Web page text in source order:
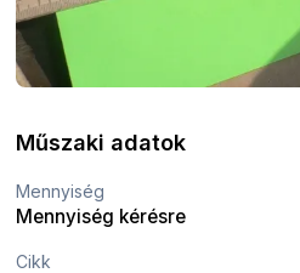
Műszaki adatok
Mennyiség
Mennyiség kérésre
Cikk